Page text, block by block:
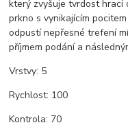
který zvyšuje tvrdost hrací
prkno s vynikajícím
odpustí nepřesné trefení
příjmem podání a
Vrstvy: 5
Rychlost: 100
Kontrola: 70